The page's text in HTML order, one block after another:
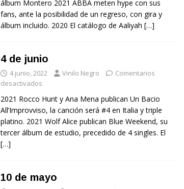
álbum Montero 2021 ABBA meten hype con sus
fans, ante la posibilidad de un regreso, con gira y
álbum incluido. 2020 El catálogo de Aaliyah […]
4 de junio
4 junio, 2022 Vinilo Negro
Comentarios
desactivados
2021 Rocco Hunt y Ana Mena publican Un Bacio
All’Improvviso, la canción será #4 en Italia y triple
platino. 2021 Wolf Alice publican Blue Weekend, su
tercer álbum de estudio, precedido de 4 singles. El
[…]
10 de mayo